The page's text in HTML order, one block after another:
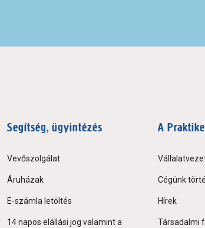
Segítség, ügyintézés
Vevőszolgálat
Áruházak
E-számla letöltés
14 napos elállási jog valamint a
A
Cégünk
Hírek
Társadalmi